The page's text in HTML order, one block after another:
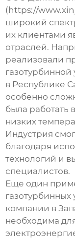
(https://
широкий
их клиентами
отраслей.
реализовали
газотурбинной
в Республике
особенно
была работать
низких
Индустрия
благодаря
технологий и
специалистов.
Еще один
газотурбинных
компании в
необходима